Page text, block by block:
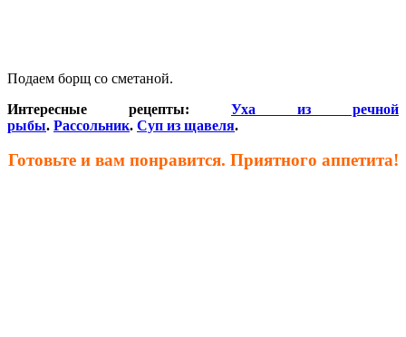
Подаем борщ со сметаной.
Интересные рецепты: Уха из речной
рыбы. Рассольник. Суп из щавеля.
Готовьте и вам понравится. Приятного аппетита!